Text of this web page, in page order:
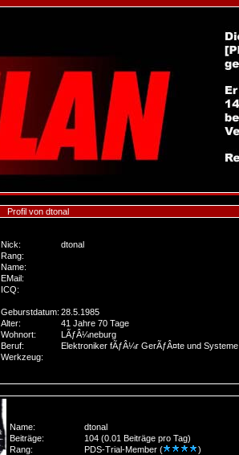
Profil von dtonal
Nick:
dtonal
Rang:
Name:
EMail:
ICQ:
Geburstdatum: 28.5.1985
Alter:
41 Jahre 70 Tage
Wohnort:
LÃƒÂ¼neburg
Beruf:
Elektroniker fÃƒÂ¼r GerÃƒÂ¤te und Systeme
Werkzeug:
Name:
dtonal
Beiträge:
104 (0.01 Beiträge pro Tag)
Rang:
PDS-Trial-Member (
)